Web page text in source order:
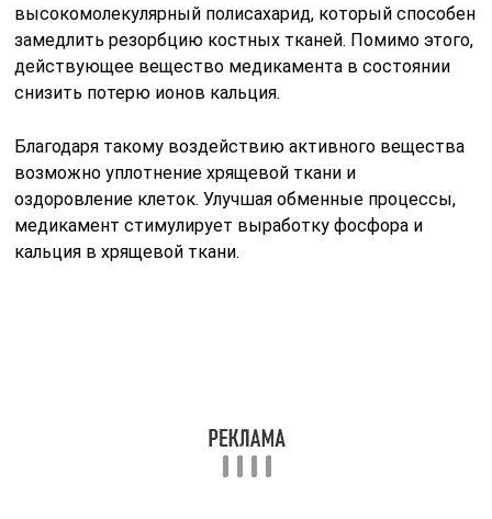
высокомолекулярный полисахарид, который способен
замедлить резорбцию костных тканей. Помимо этого,
действующее вещество медикамента в состоянии
снизить потерю ионов кальция.
Благодаря такому воздействию активного вещества
возможно уплотнение хрящевой ткани и
оздоровление клеток. Улучшая обменные процессы,
медикамент стимулирует выработку фосфора и
кальция в хрящевой ткани.